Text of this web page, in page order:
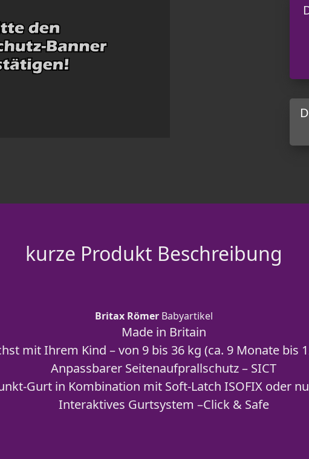
kurze Produkt Beschreibung
Britax Römer Babyartikel
Made in Britain
mit Ihrem Kind – von 9 bis 36 kg (ca. 9 Monate bis
Anpassbarer Seitenaufprallschutz – SICT
Gurt in Kombination mit Soft-Latch ISOFIX oder
Interaktives Gurtsystem –Click & Safe